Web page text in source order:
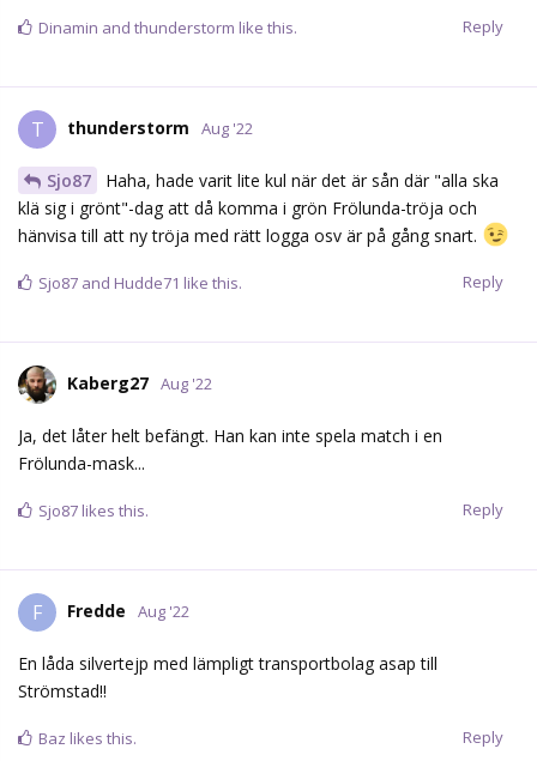
Reply
Dinamin and thunderstorm like this.
T thunderstorm Aug '22
Sjo87
Haha, hade varit lite kul när det är sån där "alla ska
klä sig i grönt"-dag att då komma i grön Frölunda-tröja och
hänvisa till att ny tröja med rätt logga osv är på gång snart.
Reply
Sjo87 and Hudde71 like this.
Kaberg27 Aug '22
Ja, det låter helt befängt. Han kan inte spela match i en
Frölunda-mask...
Reply
Sjo87 likes this.
F Fredde Aug '22
En låda silvertejp med lämpligt transportbolag asap till
Strömstad!!
Reply
Baz likes this.